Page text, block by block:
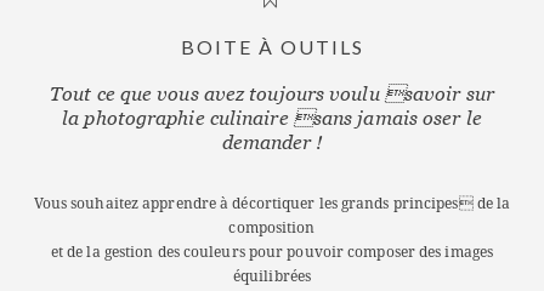
BOITE À OUTILS
Tout ce que vous avez toujours voulu savoir sur
la photographie culinaire sans jamais oser le
demander !
Vous souhaitez apprendre à décortiquer les grands principes de la
composition
et de la gestion des couleurs pour pouvoir composer des images
équilibrées